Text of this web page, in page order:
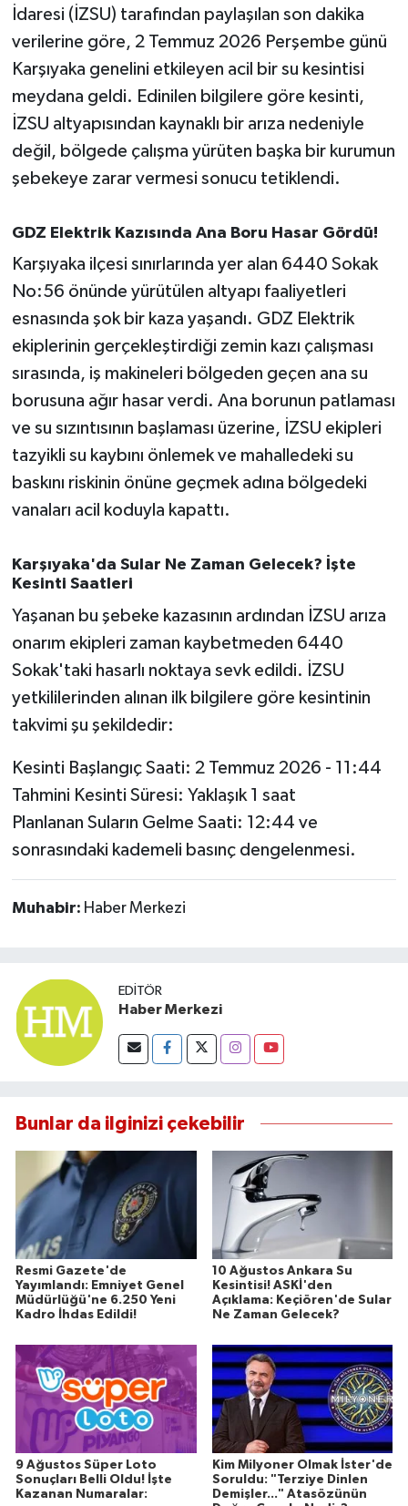
İdaresi (İZSU) tarafından paylaşılan son dakika
verilerine göre, 2 Temmuz 2026 Perşembe günü
Karşıyaka genelini etkileyen acil bir su kesintisi
meydana geldi. Edinilen bilgilere göre kesinti,
İZSU altyapısından kaynaklı bir arıza nedeniyle
değil, bölgede çalışma yürüten başka bir kurumun
şebekeye zarar vermesi sonucu tetiklendi.
GDZ Elektrik Kazısında Ana Boru Hasar Gördü!
Karşıyaka ilçesi sınırlarında yer alan 6440 Sokak
No:56 önünde yürütülen altyapı faaliyetleri
esnasında şok bir kaza yaşandı. GDZ Elektrik
ekiplerinin gerçekleştirdiği zemin kazı çalışması
sırasında, iş makineleri bölgeden geçen ana su
borusuna ağır hasar verdi. Ana borunun patlaması
ve su sızıntısının başlaması üzerine, İZSU ekipleri
tazyikli su kaybını önlemek ve mahalledeki su
baskını riskinin önüne geçmek adına bölgedeki
vanaları acil koduyla kapattı.
Karşıyaka'da Sular Ne Zaman Gelecek? İşte
Kesinti Saatleri
Yaşanan bu şebeke kazasının ardından İZSU arıza
onarım ekipleri zaman kaybetmeden 6440
Sokak'taki hasarlı noktaya sevk edildi. İZSU
yetkililerinden alınan ilk bilgilere göre kesintinin
takvimi şu şekildedir:
Kesinti Başlangıç Saati: 2 Temmuz 2026 - 11:44
Tahmini Kesinti Süresi: Yaklaşık 1 saat
Planlanan Suların Gelme Saati: 12:44 ve
sonrasındaki kademeli basınç dengelenmesi.
Muhabir: Haber Merkezi
EDITÖR
Haber Merkezi
Bunlar da ilginizi çekebilir
Resmi Gazete'de
Yayımlandı: Emniyet Genel
Müdürlüğü'ne 6.250 Yeni
Kadro İhdas Edildi!
10 Ağustos Ankara Su
Kesintisi! ASKİ'den
Açıklama: Keçiören'de Sular
Ne Zaman Gelecek?
9 Ağustos Süper Loto
Sonuçları Belli Oldu! İşte
Kazanan Numaralar:
Kim Milyoner Olmak İster'de
Soruldu: "Terziye Dinlen
Demişler..." Atasözünün
Kepsut
KÜLTÜR-SANAT
MAGAZİN
MANŞET
OLAY
OTOMOTİV
SAĞLIK
Savaştepe
SEYAHAT
SİYASET
Sındırgı
SPOR
Susurluk
TEKNOLOJİ
Trend
YAŞAM